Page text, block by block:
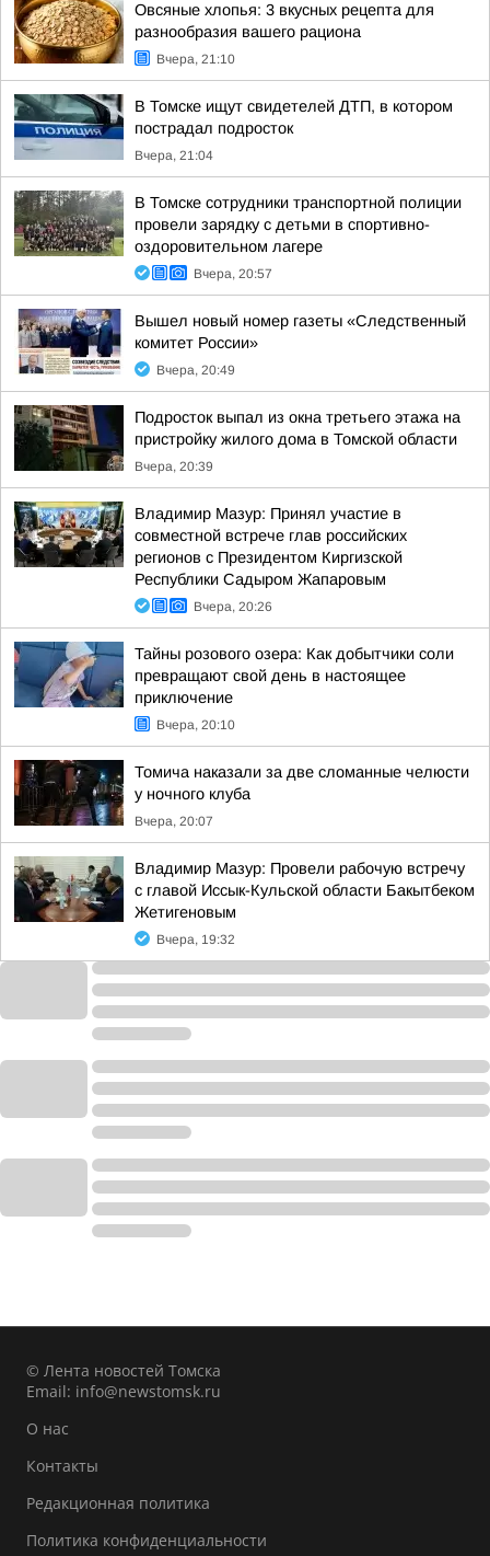
Овсяные хлопья: 3 вкусных рецепта для
разнообразия вашего рациона
Вчера, 21:10
В Томске ищут свидетелей ДТП, в котором
пострадал подросток
Вчера, 21:04
В Томске сотрудники транспортной полиции
провели зарядку с детьми в спортивно-
оздоровительном лагере
Вчера, 20:57
Вышел новый номер газеты «Следственный
комитет России»
Вчера, 20:49
Подросток выпал из окна третьего этажа на
пристройку жилого дома в Томской области
Вчера, 20:39
Владимир Мазур: Принял участие в
совместной встрече глав российских
регионов с Президентом Киргизской
Республики Садыром Жапаровым
Вчера, 20:26
Тайны розового озера: Как добытчики соли
превращают свой день в настоящее
приключение
Вчера, 20:10
Томича наказали за две сломанные челюсти
у ночного клуба
Вчера, 20:07
Владимир Мазур: Провели рабочую встречу
с главой Иссык-Кульской области Бакытбеком
Жетигеновым
Вчера, 19:32
© Лента новостей Томска
Email: info@newstomsk.ru
О нас
Контакты
Редакционная политика
Политика конфиденциальности